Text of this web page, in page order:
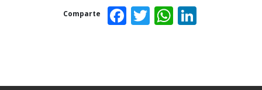
Comparte Facebook
Twitter